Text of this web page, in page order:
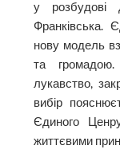
у розбудові
Франківська.
нову модель
та
лукавство,
вибір
Єдиного
життєвими